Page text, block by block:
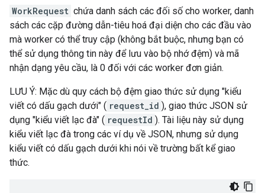
WorkRequest chứa danh sách các đối số cho worker, danh
sách các cặp đường dẫn-tiêu hoá đại diện cho các đầu vào
mà worker có thể truy cập (không bắt buộc, nhưng bạn có
thể sử dụng thông tin này để lưu vào bộ nhớ đệm) và mã
nhận dạng yêu cầu, là 0 đối với các worker đơn giản.
LƯU Ý: Mặc dù quy cách bộ đệm giao thức sử dụng "kiểu
viết có dấu gạch dưới" ( request_id ), giao thức JSON sử
dụng "kiểu viết lạc đà" ( requestId ). Tài liệu này sử dụng
kiểu viết lạc đà trong các ví dụ về JSON, nhưng sử dụng
kiểu viết có dấu gạch dưới khi nói về trường bất kể giao
thức.